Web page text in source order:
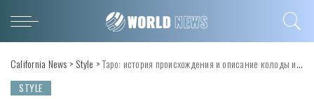
California News > Style >Таро: история происхождения и описание колоды и значений карт
STYLE